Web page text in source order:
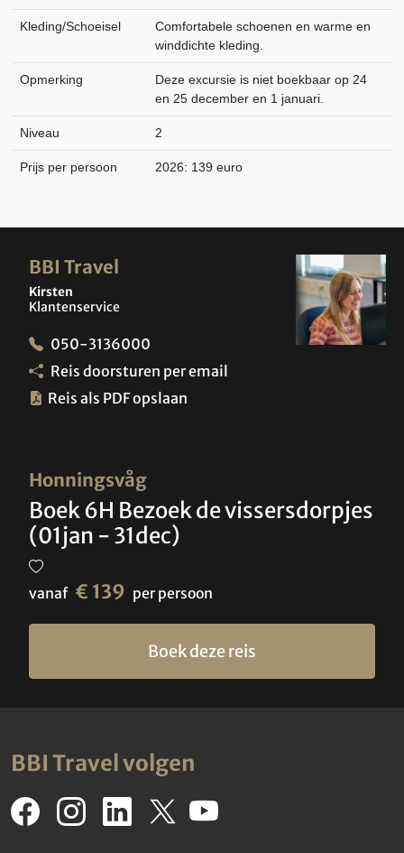
Kleding/Schoeisel
Comfortabele schoenen en warme en
winddichte kleding.
Opmerking
Deze excursie is niet boekbaar op 24
en 25 december en 1 januari.
Niveau 2
Prijs per persoon 2026: 139 euro
Honningsvåg
Boek 6H Bezoek de vissersdorpjes
(01jan - 31dec)
vanaf € 139 per persoon
Boek deze reis
BBI Travel
Kirsten
Klantenservice
050-3136000
Reis doorsturen per email
Reis als PDF opslaan
BBI Travel volgen